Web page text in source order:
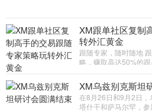
XM跟单社区复制
转外汇黄金
跟随专家，随时随地
略，赚取高达50%的
专家交易头寸，或分享
XM乌兹别克斯坦
在8月26日和9月2日，
塔什干和萨马尔罕，